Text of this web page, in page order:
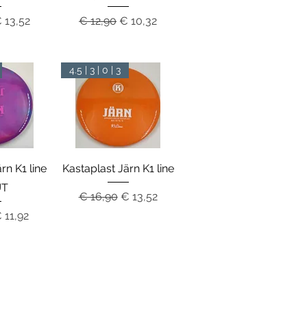
13,52 Normale prijs
€ 12,90 Verkoopprijs
€ 10,32
K1 line
11,92
Snel overzicht
4.5 | 3 | 0 | 3
Kastaplast Järn K1 line
Normale prijs
€ 16,90 Verkoopprijs
€ 13,52